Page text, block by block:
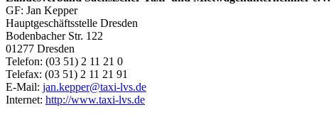
GF: Jan Kepper
Hauptgeschäftsstelle Dresden
Bodenbacher Str. 122
01277 Dresden
Telefon: (03 51) 2 11 21 0
Telefax: (03 51) 2 11 21 91
E-Mail: jan.kepper@taxi-lvs.de
Internet: http://www.taxi-lvs.de